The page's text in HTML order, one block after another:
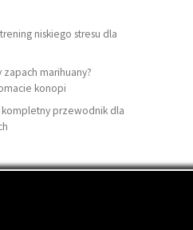
niskiego stresu dla
marihuany?
konopi
przewodnik dla
- Temat